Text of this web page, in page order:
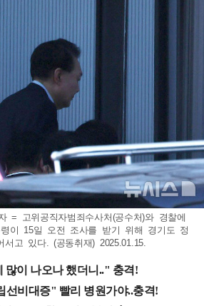
= 고위공직자범죄수사처(공수처)와 경찰에
이 15일 오전 조사를 받기 위해 경기도 정
서고 있다. (공동취재) 2025.01.15.